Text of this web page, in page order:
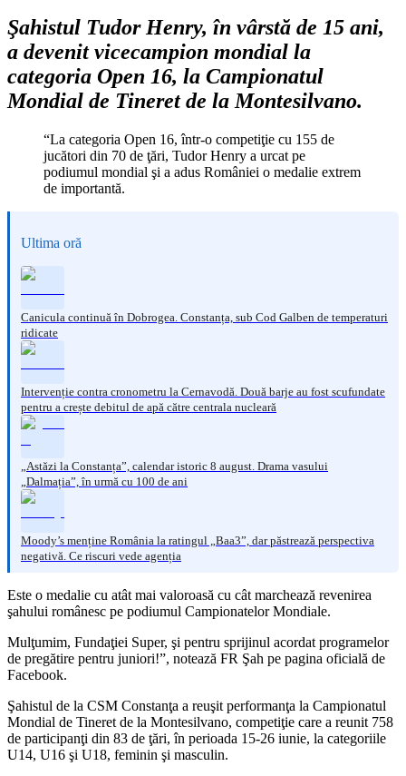
Şahistul Tudor Henry, în vârstă de 15 ani,
a devenit vicecampion mondial la
categoria Open 16, la Campionatul
Mondial de Tineret de la Montesilvano.
“La categoria Open 16, într-o competiţie cu 155 de
jucători din 70 de ţări, Tudor Henry a urcat pe
podiumul mondial şi a adus României o medalie extrem
de importantă.
Ultima oră
Canicula continuă în Dobrogea. Constanța, sub Cod Galben de temperaturi
ridicate
Intervenție contra cronometru la Cernavodă. Două barje au fost scufundate
pentru a crește debitul de apă către centrala nucleară
„Astăzi la Constanța”, calendar istoric 8 august. Drama vasului
„Dalmația”, în urmă cu 100 de ani
Moody’s menține România la ratingul „Baa3”, dar păstrează perspectiva
negativă. Ce riscuri vede agenția
Este o medalie cu atât mai valoroasă cu cât marchează revenirea
şahului românesc pe podiumul Campionatelor Mondiale.
Mulţumim, Fundaţiei Super, şi pentru sprijinul acordat programelor
de pregătire pentru juniori!”, notează FR Şah pe pagina oficială de
Facebook.
Şahistul de la CSM Constanţa a reuşit performanţa la Campionatul
Mondial de Tineret de la Montesilvano, competiţie care a reunit 758
de participanţi din 83 de ţări, în perioada 15-26 iunie, la categoriile
U14, U16 şi U18, feminin şi masculin.